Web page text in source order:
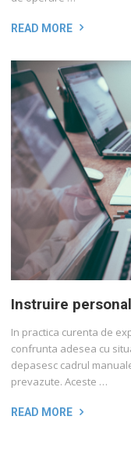
READ MORE
Instruire personal
In practica curenta de
confrunta adesea cu
depasesc cadrul
prevazute. Aceste …
READ MORE